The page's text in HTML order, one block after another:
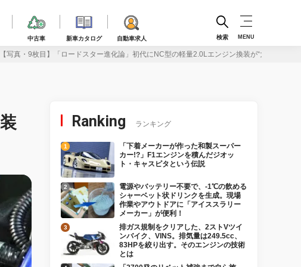
中古車 新車カタログ 自動車求人 検索 MENU
【写真・9枚目】「ロードスター進化論」初代にNC型の軽量2.0Lエンジン換装が“大正解”すぎ
Ranking ランキング
「下着メーカーが作った和製スーパー
カー!?」F1エンジンを積んだジオッ
ト・キャスピタという伝説
電源やバッテリー不要で、-1℃の飲める
シャーベット状ドリンクを生成。現場
作業やアウトドアに「アイススラリー
メーカー」が便利！
排ガス規制をクリアした、2ストVツイ
ンバイク、VINS。排気量は249.5cc、
83HPを絞り出す。そのエンジンの技術
とは